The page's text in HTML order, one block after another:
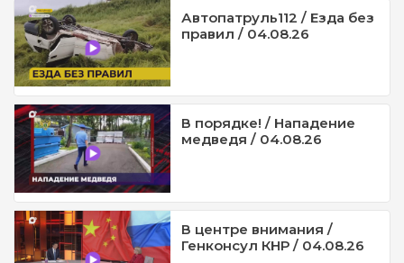
Автопатруль112 / Езда без
правил / 04.08.26
В порядке! / Нападение
медведя / 04.08.26
В центре внимания /
Генконсул КНР / 04.08.26